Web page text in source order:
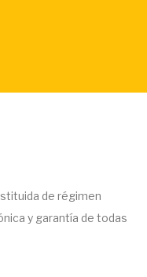
de régimen
y garantía de todas